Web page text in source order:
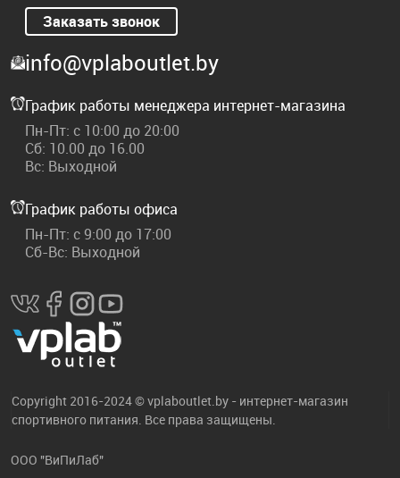
Заказать звонок
info@vplaboutlet.by
График работы менеджера интернет-магазина
Пн-Пт: с 10:00 до 20:00
Сб: 10.00 до 16.00
Вс: Выходной
График работы офиса
Пн-Пт: с 9:00 до 17:00
Сб-Вс: Выходной
Copyright 2016-2024 © vplaboutlet.by - интернет-магазин
спортивного питания. Все права защищены.
ООО "ВиПиЛаб"